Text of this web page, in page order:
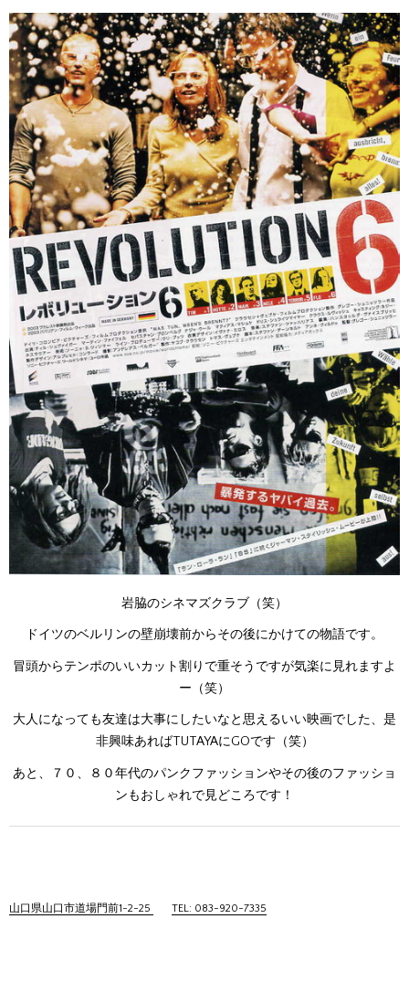
岩脇のシネマズクラブ（笑）
ドイツのベルリンの壁崩壊前からその後にかけての物語です。
冒頭からテンポのいいカット割りで重そうですが気楽に見れますよ
ー（笑）
大人になっても友達は大事にしたいなと思えるいい映画でした、是
非興味あればTUTAYAにGOです（笑）
あと、７０、８０年代のパンクファッションやその後のファッショ
ンもおしゃれで見どころです！
山口県山口市道場門前1-2-25 TEL: 083-920-7335